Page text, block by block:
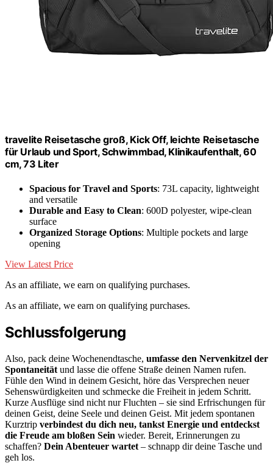
travelite Reisetasche groß, Kick Off, leichte Reisetasche
für Urlaub und Sport, Schwimmbad, Klinikaufenthalt, 60
cm, 73 Liter
Spacious for Travel and Sports: 73L capacity, lightweight
and versatile
Durable and Easy to Clean: 600D polyester, wipe-clean
surface
Organized Storage Options: Multiple pockets and large
opening
View Latest Price
As an affiliate, we earn on qualifying purchases.
As an affiliate, we earn on qualifying purchases.
Schlussfolgerung
Also, pack deine Wochenendtasche, umfasse den Nervenkitzel der
Spontaneität und lasse die offene Straße deinen Namen rufen.
Fühle den Wind in deinem Gesicht, höre das Versprechen neuer
Sehenswürdigkeiten und schmecke die Freiheit in jedem Schritt.
Kurze Ausflüge sind nicht nur Fluchten – sie sind Erfrischungen für
deinen Geist, deine Seele und deinen Geist. Mit jedem spontanen
Kurztrip verbindest du dich neu, tankst Energie und entdeckst
die Freude am bloßen Sein wieder. Bereit, Erinnerungen zu
schaffen? Dein Abenteuer wartet – schnapp dir deine Tasche und
geh los.